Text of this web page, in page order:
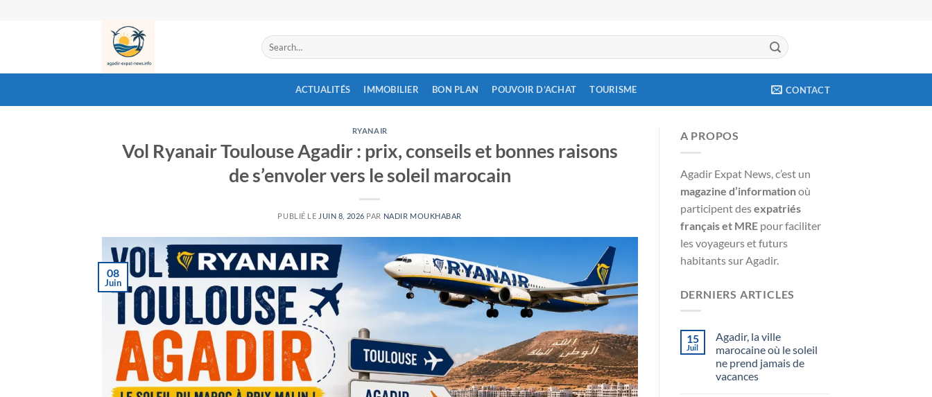
ACTUALITÉS IMMOBILIER BON PLAN POUVOIR D’ACHAT TOURISME CONTACT
RYANAIR
Vol Ryanair Toulouse Agadir : prix, conseils et bonnes raisons
de s’envoler vers le soleil marocain
PUBLIÉ LE JUIN 8, 2026 PAR NADIR MOUKHABAR
08
Juin
A PROPOS
Agadir Expat News, c’est un
magazine d’informationoù
participent desexpatriés
français et MREpour faciliter
les voyageurs et futurs
habitants sur Agadir.
DERNIERS ARTICLES
15
Juil
Agadir, la ville
marocaine où le soleil
ne prend jamais de
vacances